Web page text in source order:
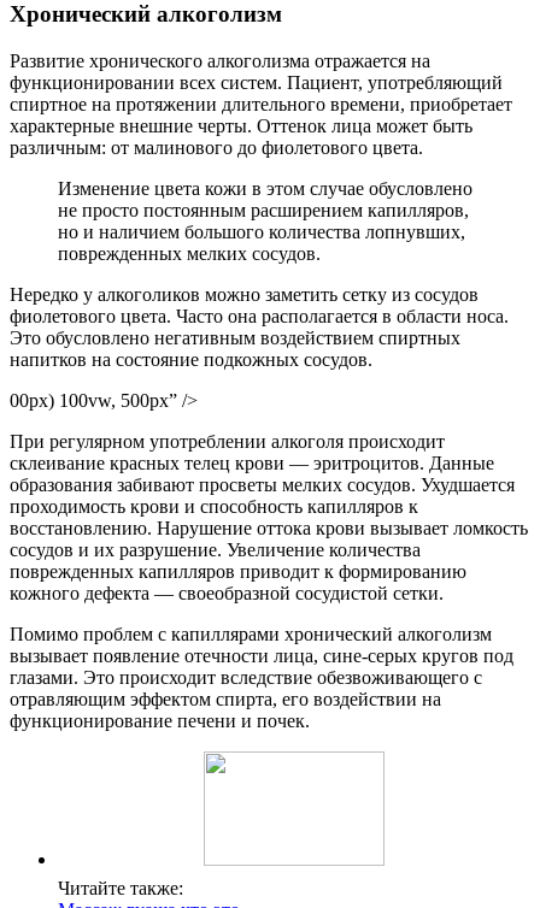
Хронический алкоголизм
Развитие хронического алкоголизма отражается на
функционировании всех систем. Пациент, употребляющий
спиртное на протяжении длительного времени, приобретает
характерные внешние черты. Оттенок лица может быть
различным: от малинового до фиолетового цвета.
Изменение цвета кожи в этом случае обусловлено
не просто постоянным расширением капилляров,
но и наличием большого количества лопнувших,
поврежденных мелких сосудов.
Нередко у алкоголиков можно заметить сетку из сосудов
фиолетового цвета. Часто она располагается в области носа.
Это обусловлено негативным воздействием спиртных
напитков на состояние подкожных сосудов.
00px) 100vw, 500px” />
При регулярном употреблении алкоголя происходит
склеивание красных телец крови — эритроцитов. Данные
образования забивают просветы мелких сосудов. Ухудшается
проходимость крови и способность капилляров к
восстановлению. Нарушение оттока крови вызывает ломкость
сосудов и их разрушение. Увеличение количества
поврежденных капилляров приводит к формированию
кожного дефекта — своеобразной сосудистой сетки.
Помимо проблем с капиллярами хронический алкоголизм
вызывает появление отечности лица, сине-серых кругов под
глазами. Это происходит вследствие обезвоживающего с
отравляющим эффектом спирта, его воздействии на
функционирование печени и почек.
Читайте также: